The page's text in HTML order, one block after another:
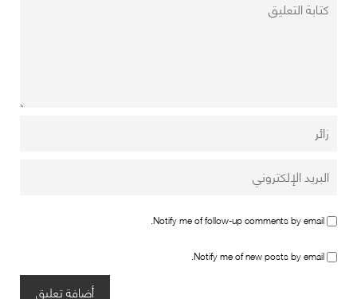
Notify me of follow-up comments by email.
Notify me of new posts by email.